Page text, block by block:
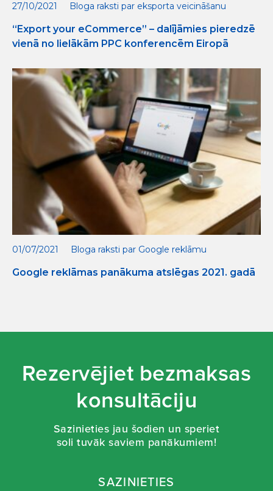
27/10/2021 Bloga raksti par eksporta veicināšanu
“Export your eCommerce” – dalījāmies pieredzē
vienā no lielākām PPC konferencēm Eiropā
01/07/2021 Bloga raksti par Google reklāmu
Google reklāmas panākuma atslēgas 2021. gadā
Rezervējiet bezmaksas
konsultāciju
Sazinieties jau šodien un speriet
soli tuvāk saviem panākumiem!
SAZINIETIES